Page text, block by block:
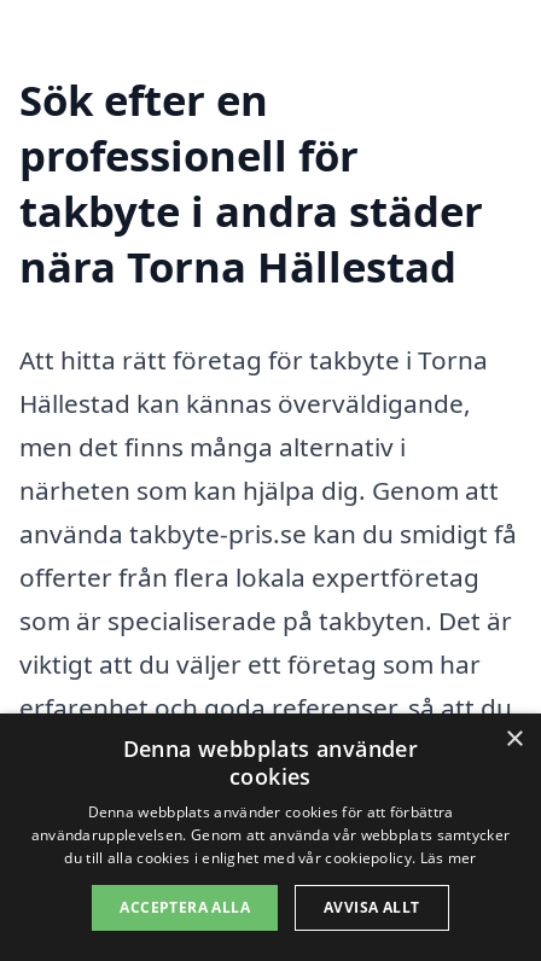
Sök efter en
professionell för
takbyte i andra städer
nära Torna Hällestad
Att hitta rätt företag för takbyte i Torna
Hällestad kan kännas överväldigande,
men det finns många alternativ i
närheten som kan hjälpa dig. Genom att
använda takbyte-pris.se kan du smidigt få
offerter från flera lokala expertföretag
som är specialiserade på takbyten. Det är
viktigt att du väljer ett företag som har
erfarenhet och goda referenser, så att du
kan känna dig trygg i ditt val. Här är några
städer i närheten av Torna Hällestad där
du kan hitta professionella takläggare:
Lund
×
Denna webbplats använder
cookies
Denna webbplats använder cookies för att förbättra
användarupplevelsen. Genom att använda vår webbplats samtycker
du till alla cookies i enlighet med vår cookiepolicy. Läs mer
ACCEPTERA ALLA AVVISA ALLT